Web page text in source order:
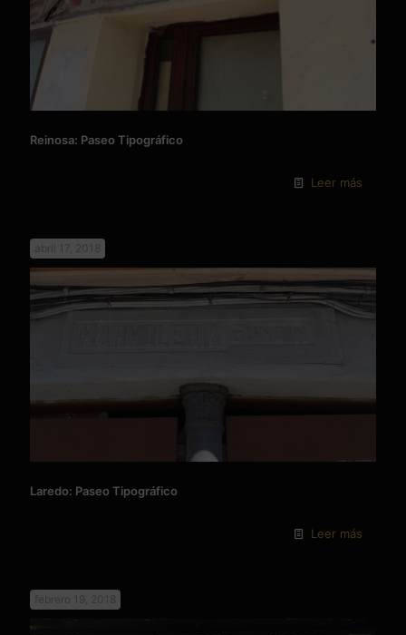
Reinosa: Paseo Tipográfico
Leer más
abril 17, 2018
Laredo: Paseo Tipográfico
Leer más
febrero 19, 2018